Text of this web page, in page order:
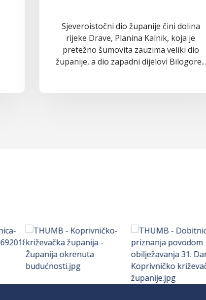
Sjeveroistočni dio županije čini dolina
rijeke Drave, Planina Kalnik, koja je
pretežno šumovita zauzima veliki dio
županije, a dio zapadni dijelovi Bilogore...